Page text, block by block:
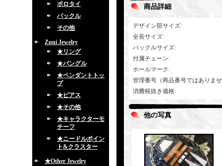
ボロタイ
バックル
その他
Zuni Jewelry
★リング
★バングル
★ペンダントトッ
プ
★ピアス
★その他
★キャラクターモ
チーフ
★ニードルポイン
ト&クラスター
★Other Jewelry
商品詳細
デザイン部サイズ:
全長サイズ:
バックルサイズ:
付属チェーン:
ホールマーク :
管理番号（商品番号ではありま
消費税抜き価格:
他の写真